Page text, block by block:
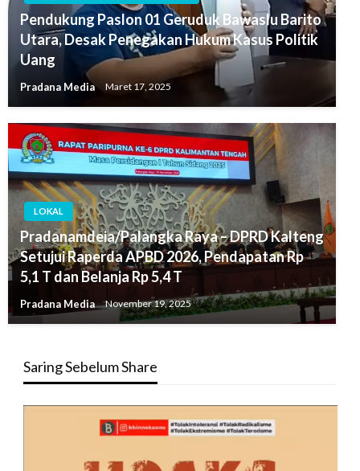
Pendukung Paslon 01 Geruduk Bawaslu Barito
Utara, Desak Penegakan Hukum Kasus Politik
Uang
Pradana Media Maret 17, 2025
LOKAL
Pradanamdeia/Palangka Raya – DPRD Kalteng
Setujui Raperda APBD 2026, Pendapatan Rp
5,1 T dan Belanja Rp 5,4 T
Pradana Media November 19, 2025
Saring Sebelum Share